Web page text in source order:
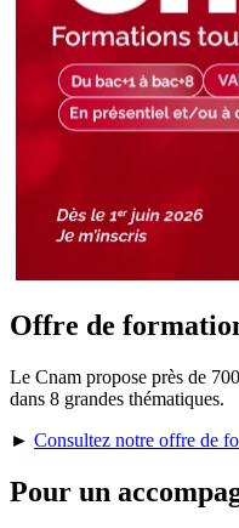
Offre de
Le Cnam propose près de
dans 8 grandes thématiques.
► Consultez notre offre de
Pour un